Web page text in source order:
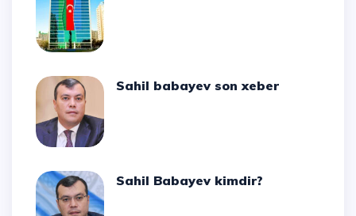
Sahil babayev son xeber
Sahil Babayev kimdir?